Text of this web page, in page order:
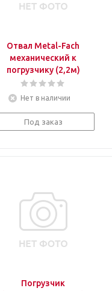
Отвал Metal-Fach
механический к
погрузчику (2,2м)
Нет в наличии
Под заказ
Погрузчик